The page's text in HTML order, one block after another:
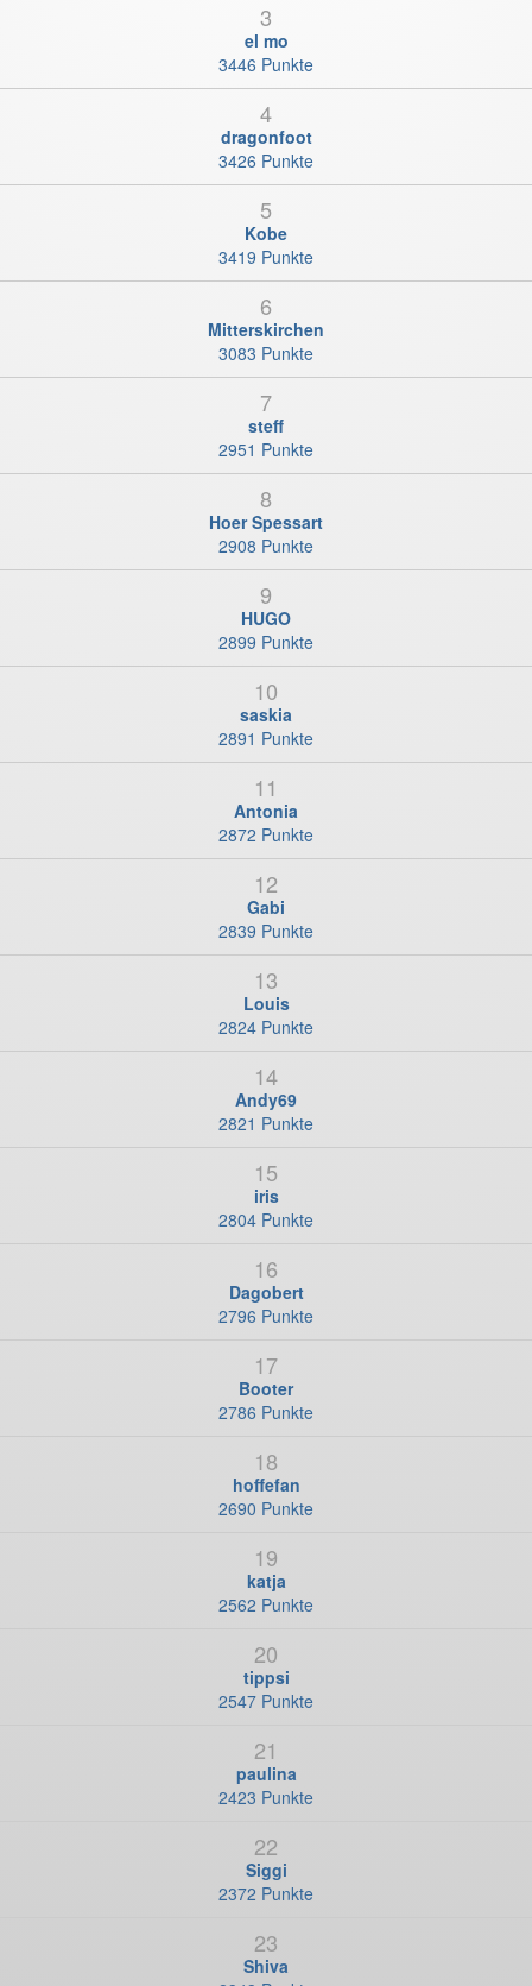
3
el mo
3446 Punkte
4
dragonfoot
3426 Punkte
5
Kobe
3419 Punkte
6
Mitterskirchen
3083 Punkte
7
steff
2951 Punkte
8
Hoer Spessart
2908 Punkte
9
HUGO
2899 Punkte
10
saskia
2891 Punkte
11
Antonia
2872 Punkte
12
Gabi
2839 Punkte
13
Louis
2824 Punkte
14
Andy69
2821 Punkte
15
iris
2804 Punkte
16
Dagobert
2796 Punkte
17
Booter
2786 Punkte
18
hoffefan
2690 Punkte
19
katja
2562 Punkte
20
tippsi
2547 Punkte
21
paulina
2423 Punkte
22
Siggi
2372 Punkte
23
Shiva